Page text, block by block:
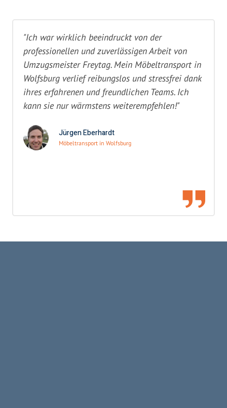
"Ich war wirklich beeindruckt von der
professionellen und zuverlässigen Arbeit von
Umzugsmeister Freytag. Mein Möbeltransport in
Wolfsburg verlief reibungslos und stressfrei dank
ihres erfahrenen und freundlichen Teams. Ich
kann sie nur wärmstens weiterempfehlen!"
Jürgen Eberhardt
Möbeltransport in Wolfsburg